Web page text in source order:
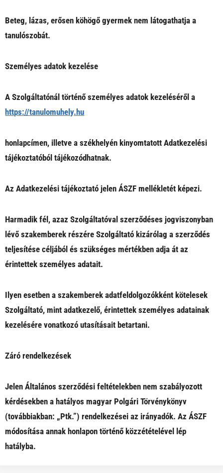
Beteg, lázas, erősen köhögő gyermek nem látogathatja a
tanulószobát.
Személyes adatok kezelése
A Szolgáltatónál történő személyes adatok kezeléséről a
https://tanulomuhely.hu
honlapcímen, illetve a székhelyén kinyomtatott Adatkezelési
tájékoztatóból tájékozódhatnak.
Az Adatkezelési tájékoztató jelen ÁSZF mellékletét képezi.
Harmadik fél, azaz Szolgáltatóval szerződéses jogviszonyban
lévő szakemberek részére Szolgáltató kizárólag a szerződés
teljesítése céljából és szükséges mértékben adja át az
érintettek személyes adatait.
Ilyen esetben a szakemberek adatfeldolgozókként kötelesek
Szolgáltató, mint adatkezelő, érintettek személyes adatainak
kezelésére vonatkozó utasításait betartani.
Záró rendelkezések
Jelen Általános szerződési feltételekben nem szabályozott
kérdésekben a hatályos magyar Polgári Törvénykönyv
(továbbiakban: „Ptk.”) rendelkezései az irányadók. Az ÁSZF
módosítása annak honlapon történő közzétételével lép
hatályba.